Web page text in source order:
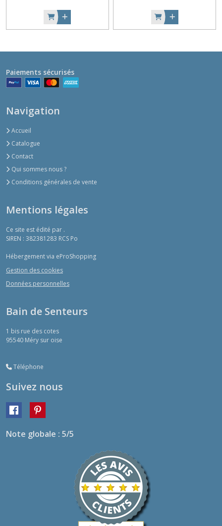
Paiements sécurisés
Navigation
Accueil
Catalogue
Contact
Qui sommes nous ?
Conditions générales de vente
Mentions légales
Ce site est édité par .
SIREN : 382381283 RCS Po
Hébergement via eProShopping
Gestion des cookies
Données personnelles
Bain de Senteurs
1 bis rue des cotes
95540 Méry sur oise
Téléphone
Suivez nous
Note globale : 5/5